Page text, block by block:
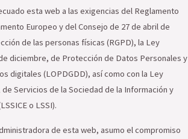
esta web a las exigencias del Reglamento
Europeo y del Consejo de 27 de abril de
de las personas físicas (RGPD), la Ley
diciembre, de Protección de Datos Personales y
digitales (LOPDGDD), así como con la Ley
de Servicios de la Sociedad de la Información y
o LSSI).
de esta web, asumo el compromiso